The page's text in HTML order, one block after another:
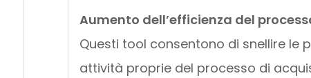
Aumento dell’efficienza del
Questi tool consentono di snellire le
attività proprie del processo di